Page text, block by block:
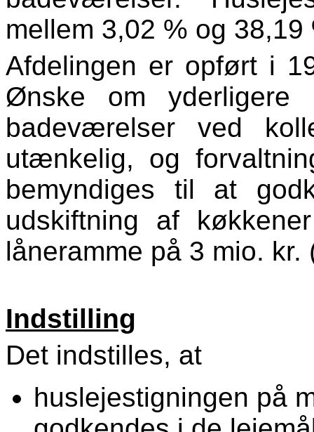
mellem 3,02 % og 38,19
Afdelingen er opført i
Ønske om yderligere
badeværelser ved
utænkelig, og
bemyndiges til at
udskiftning af
låneramme på 3 mio.
Indstilling
Det indstilles, at
huslejestigningen på